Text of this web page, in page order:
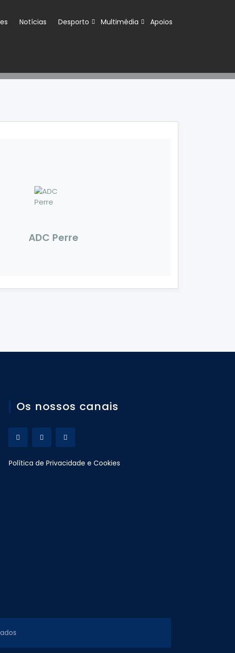
Notícias Desporto Multimédia Apoios
ADC Perre
Os nossos canais
Política de Privacidade e Cookies